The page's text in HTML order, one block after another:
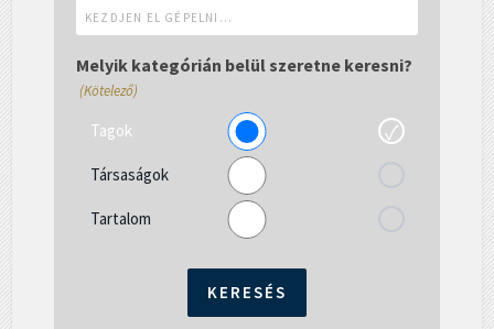
el
gépelni...
Melyik kategórián belül szeretne keresni?
(Kötelező)
Tagok
Társaságok
Tartalom